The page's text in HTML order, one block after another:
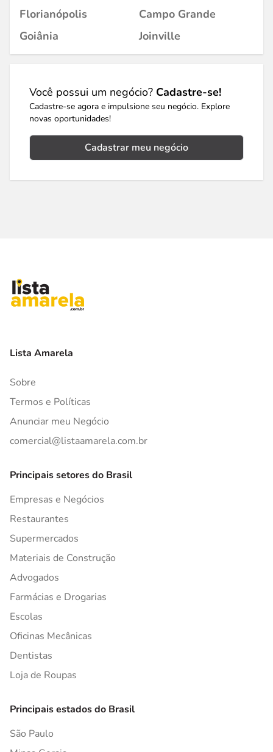
Florianópolis
Campo Grande
Goiânia
Joinville
Você possui um negócio? Cadastre-se!
Cadastre-se agora e impulsione seu negócio. Explore
novas oportunidades!
Cadastrar meu negócio
Lista Amarela
Sobre
Termos e Políticas
Anunciar meu Negócio
comercial@listaamarela.com.br
Principais setores do Brasil
Empresas e Negócios
Restaurantes
Supermercados
Materiais de Construção
Advogados
Farmácias e Drogarias
Escolas
Oficinas Mecânicas
Dentistas
Loja de Roupas
Principais estados do Brasil
São Paulo